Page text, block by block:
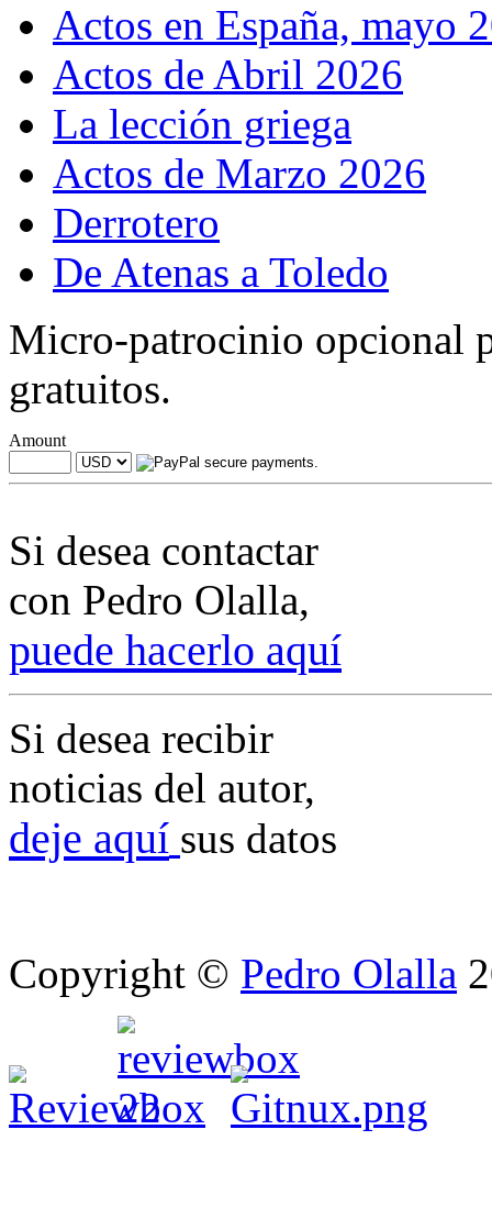
Actos en España, mayo
Actos de Abril 2026
La lección griega
Actos de Marzo 2026
Derrotero
De Atenas a Toledo
Micro-patrocinio opcional
gratuitos.
Amount
Si desea contactar
con Pedro Olalla,
puede hacerlo aquí
Si desea recibir
noticias del autor,
deje aquí sus datos
Copyright © Pedro Olalla